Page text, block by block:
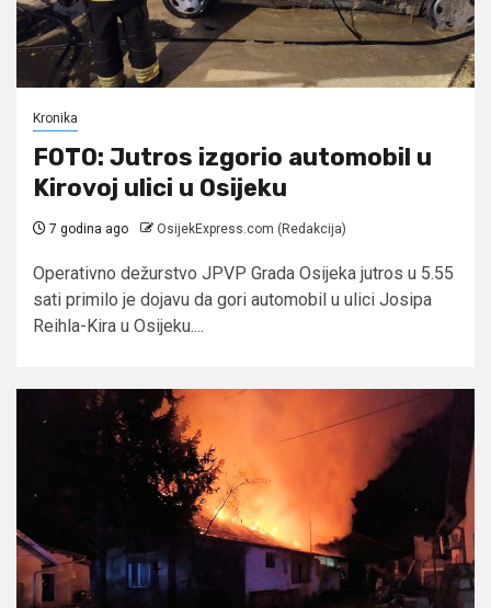
Kronika
FOTO: Jutros izgorio automobil u
Kirovoj ulici u Osijeku
7 godina ago OsijekExpress.com (Redakcija)
Operativno dežurstvo JPVP Grada Osijeka jutros u 5.55
sati primilo je dojavu da gori automobil u ulici Josipa
Reihla-Kira u Osijeku....